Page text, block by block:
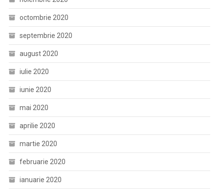
octombrie 2020
septembrie 2020
august 2020
iulie 2020
iunie 2020
mai 2020
aprilie 2020
martie 2020
februarie 2020
ianuarie 2020